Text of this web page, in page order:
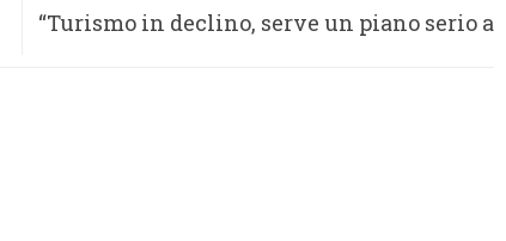
“Turismo in declino, serve un piano serio a